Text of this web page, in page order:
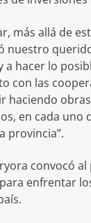
más allá de
nuestro
a hacer lo
con las
haciendo
en cada uno
provincia”.
convocó
enfrentar